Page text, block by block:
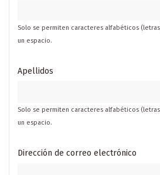
Solo se permiten caracteres alfabéticos
un espacio.
Apellidos
Solo se permiten caracteres alfabéticos
un espacio.
Dirección de correo electrónico